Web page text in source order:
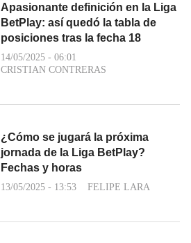
Apasionante definición en la Liga
BetPlay: así quedó la tabla de
posiciones tras la fecha 18
14/05/2025 - 06:01
CRISTIAN CONTRERAS
¿Cómo se jugará la próxima
jornada de la Liga BetPlay?
Fechas y horas
13/05/2025 - 13:53 FELIPE LARA